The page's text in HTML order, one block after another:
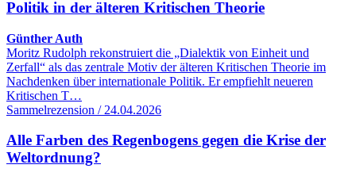
Politik in der älteren Kritischen Theorie
Günther Auth
Moritz Rudolph rekonstruiert die „Dialektik von Einheit und
Zerfall“ als das zentrale Motiv der älteren Kritischen Theorie im
Nachdenken über internationale Politik. Er empfiehlt neueren
Kritischen T…
Sammelrezension / 24.04.2026
Alle Farben des Regenbogens gegen die Krise der
Weltordnung?